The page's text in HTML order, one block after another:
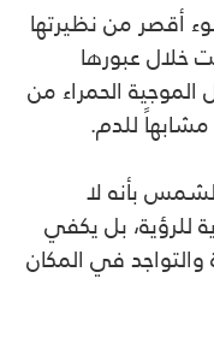
أقصر من نظيرتها
خلال عبورها
الموجية الحمراء من
للدم.
بأنه لا
للرؤية، بل يكفي
في المكان